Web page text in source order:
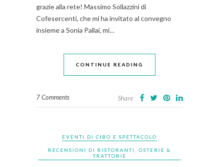
grazie alla rete! Massimo Sollazzini di
Cofesercenti, che mi ha invitato al convegno
insieme a Sonia Pallai, mi…
CONTINUE READING
7 Comments Share
EVENTI DI CIBO E SPETTACOLO
RECENSIONI DI RISTORANTI, OSTERIE &
TRATTORIE